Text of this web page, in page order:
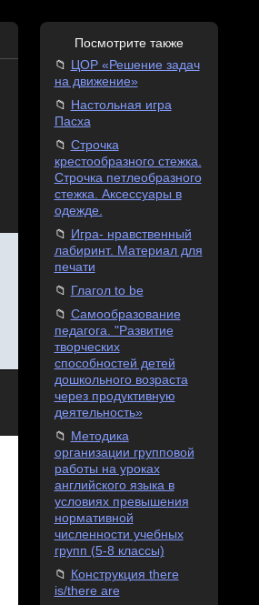
Посмотрите также
ЦОР «Решение задач
на движение»
Настольная игра
Пасха
Строчка
крестообразного стежка.
Строчка петлеобразного
стежка. Аксессуары в
одежде.
Игра- нравственный
лабиринт. Материал для
печати
Глагол to be
Самообразование
педагога. "Развитие
творческих
способностей детей
дошкольного возраста
через продуктивную
деятельность»
Методика
организации групповой
работы на уроках
английского языка в
условиях превышения
нормативной
численности учебных
групп (5-8 классы)
Конструкция there
is/there are